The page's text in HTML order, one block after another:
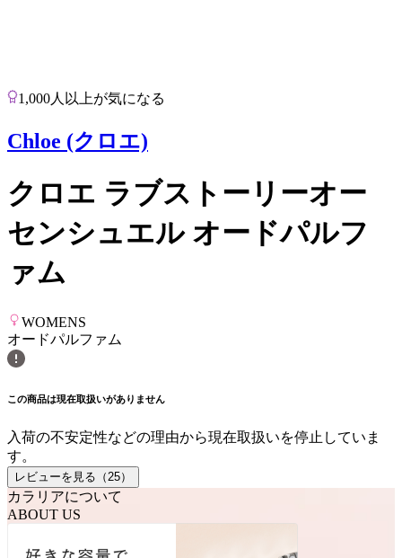
1,000人以上が気になる
Chloe (クロエ)
クロエ ラブストーリーオー
センシュエル オードパルフ
ァム
WOMENS
オードパルファム
この商品は現在取扱いがありません
入荷の不安定性などの理由から現在取扱いを停止していま
す。
レビューを見る（ 25）
カラリアについて
ABOUT US